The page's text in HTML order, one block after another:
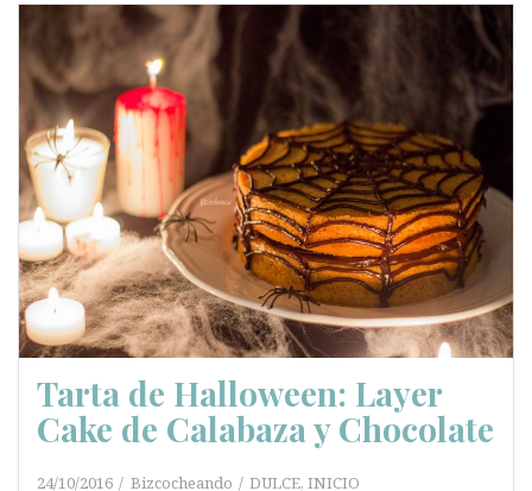
Tarta de Halloween: Layer
Cake de Calabaza y Chocolate
24/10/2016 Bizcocheando DULCE, INICIO